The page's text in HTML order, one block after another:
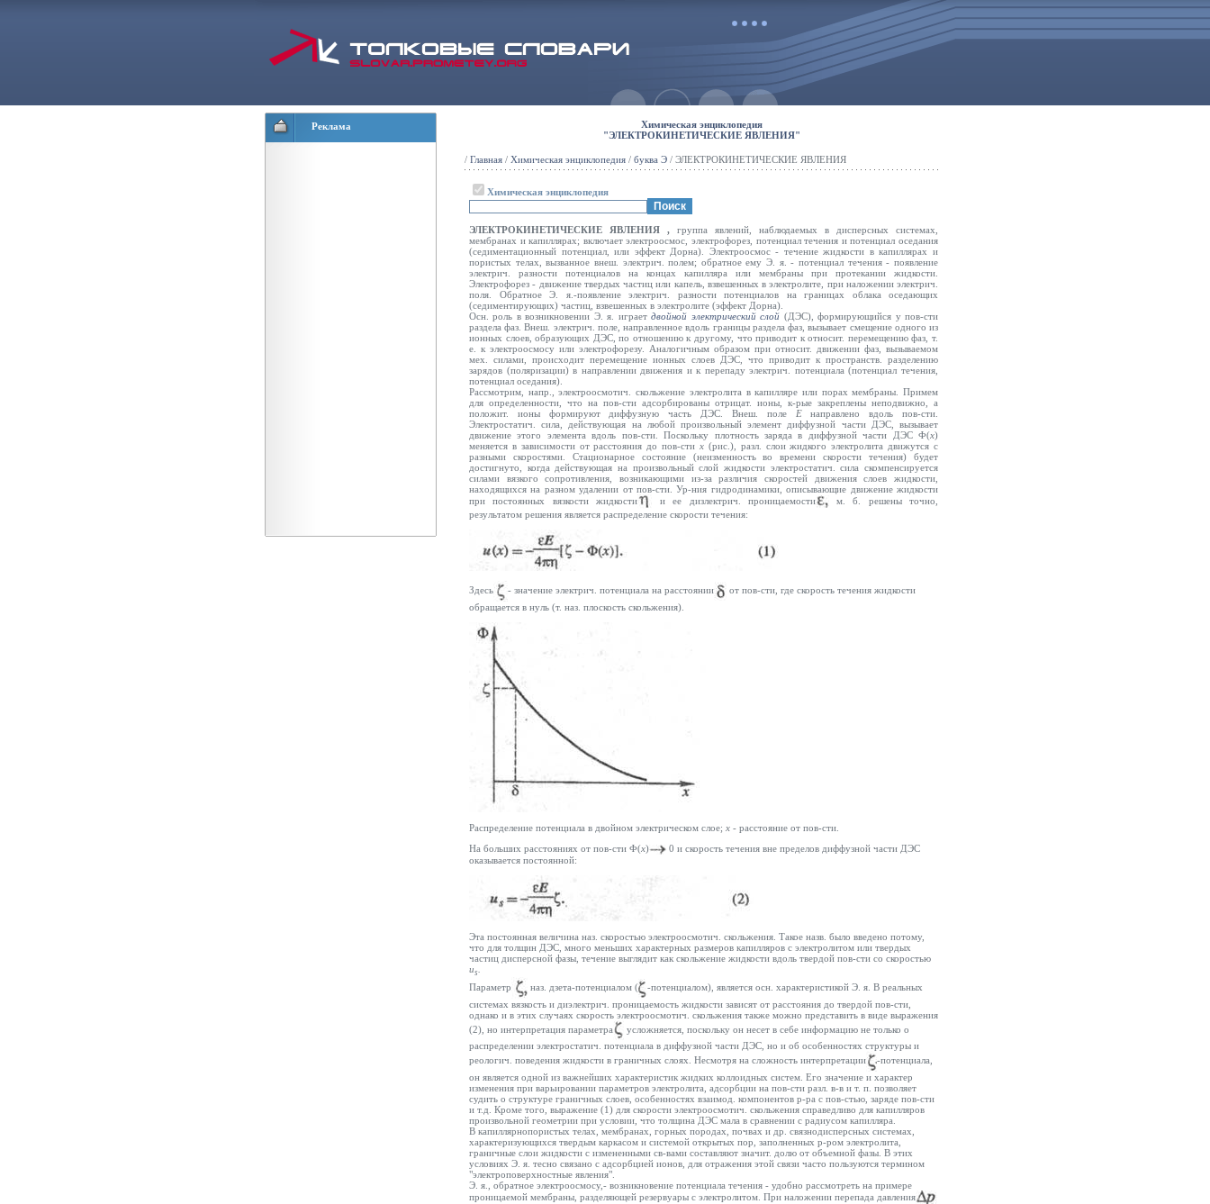
Реклама
Химическая энциклопедия
"ЭЛЕКТРОКИНЕТИЧЕСКИЕ ЯВЛЕНИЯ"
/ Главная / Химическая энциклопедия / буква Э / ЭЛЕКТРОКИНЕТИЧЕСКИЕ ЯВЛЕНИЯ
Химическая энциклопедия
ЭЛЕКТРОКИНЕТИЧЕСКИЕ ЯВЛЕНИЯ , группа явлений, наблюдаемых в дисперсных системах,
мембранах и капиллярах; включает электроосмос, электрофорез, потенциал течения и потенциал оседания
(седиментационный потенциал, или эффект Дорна). Электроосмос - течение жидкости в капиллярах и
пористых телах, вызванное внеш. электрич. полем; обратное ему Э. я. - потенциал течения - появление
электрич. разности потенциалов на концах капилляра или мембраны при протекании жидкости.
Электрофорез - движение твердых частиц или капель, взвешенных в электролите, при наложении электрич.
поля. Обратное Э. я.-появление электрич. разности потенциалов на границах облака оседающих
(седиментирующих) частиц, взвешенных в электролите (эффект Дорна).
Осн. роль в возникновении Э. я. играетдвойной электрический слой (ДЭС), формирующийся у пов-сти
раздела фаз. Внеш. электрич. поле, направленное вдоль границы раздела фаз, вызывает смещение одного из
ионных слоев, образующих ДЭС, по отношению к другому, что приводит к относит. перемещению фаз, т.
е. к электроосмосу или электрофорезу. Аналогичным образом при относит. движении фаз, вызываемом
мех. силами, происходит перемещение ионных слоев ДЭС, что приводит к пространств. разделению
зарядов (поляризации) в направлении движения и к перепаду электрич. потенциала (потенциал течения,
потенциал оседания).
Рассмотрим, напр., электроосмотич. скольжение электролита в капилляре или порах мембраны. Примем
для определенности, что на пов-сти адсорбированы отрицат. ионы, к-рые закреплены неподвижно, а
положит. ионы формируют диффузную часть ДЭС. Внеш. поле
Енаправлено вдоль пов-сти.
Электростатич. сила, действующая на любой произвольный элемент диффузной части ДЭС, вызывает
движение этого элемента вдоль пов-сти. Поскольку плотность заряда в диффузной части ДЭС Ф(х)
меняется в зависимости от расстояния до пов-сти х (рис.), разл. слои жидкого электролита движутся с
разными скоростями. Стационарное состояние (неизменность во времени скорости течения) будет
достигнуто, когда действующая на произвольный слой жидкости электростатич. сила скомпенсируется
силами вязкого сопротивления, возникающими из-за различия скоростей движения слоев жидкости,
находящихся на разном удалении от пов-сти. Ур-ния гидродинамики, описывающие движение жидкости
при постоянных вязкости жидкости
и ее дизлектрич. проницаемости
м. б. решены точно,
результатом решения является распределение скорости течения:
Здесь - значение электрич. потенциала на расстоянии
от пов-сти, где скорость течения жидкости
обращается в нуль (т. наз. плоскость скольжения).
Распределение потенциала в двойном электрическом слое; х - расстояние от пов-сти.
На больших расстояниях от пов-сти Ф(х)
0 и скорость течения вне пределов диффузной части ДЭС
оказывается постоянной:
Эта постоянная величина наз. скоростью электроосмотич. скольжения. Такое назв. было введено потому,
что для толщин ДЭС, много меньших характерных размеров капилляров с электролитом или твердых
частиц дисперсной фазы, течение выглядит как скольжение жидкости вдоль твердой пов-сти со скоростью
иs
Параметр
наз. дзета-потенциалом (
-потенциалом), является осн. характеристикой Э. я. В реальных
системах вязкость и диэлектрич. проницаемость жидкости зависят от расстояния до твердой пов-сти,
однако и в этих случаях скорость электроосмотич. скольжения также можно представить в виде выражения
(2), но интерпретация параметра
усложняется, поскольку он несет в себе информацию не только о
распределении электростатич. потенциала в диффузной части ДЭС, но и об особенностях структуры и
реологич. поведения жидкости в граничных слоях. Несмотря на сложность интерпретации
-потенциала,
он является одной из важнейших характеристик жидких коллоидных систем. Его значение и характер
изменения при варьировании параметров электролита, адсорбции на пов-сти разл. в-в и т. п. позволяет
судить о структуре граничных слоев, особенностях взаимод. компонентов р-ра с пов-стью, заряде пов-сти
и т.д. Кроме того, выражение (1) для скорости электроосмотич. скольжения справедливо для капилляров
произвольной геометрии при условии, что толщина ДЭС мала в сравнении с радиусом капилляра.
В капиллярнопористых телах, мембранах, горных породах, почвах и др. связнодисперсных системах,
характеризующихся твердым каркасом и системой открытых пор, заполненных р-ром электролита,
граничные слои жидкости с измененными св-вами составляют значит. долю от объемной фазы. В этих
условиях Э. я. тесно связано с адсорбцией ионов, для отражения этой связи часто пользуются термином
"электроповерхностные явления".
Э. я., обратное электроосмосу,- возникновение потенциала течения - удобно рассмотреть на примере
проницаемой мембраны, разделяющей резервуары с электролитом. При наложении перепада давления